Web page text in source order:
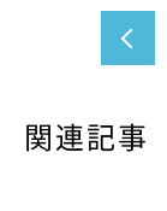
関連記事